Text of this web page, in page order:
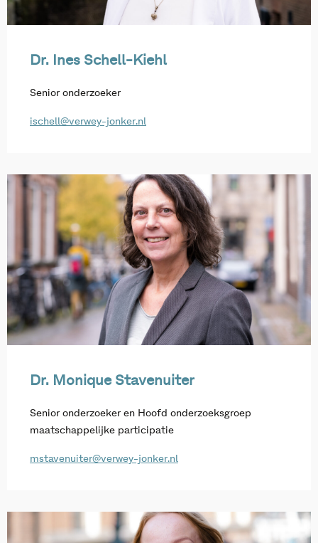
Dr. Ines Schell-Kiehl
Senior onderzoeker
ischell@verwey-jonker.nl
Dr. Monique Stavenuiter
Senior onderzoeker en Hoofd onderzoeksgroep
maatschappelijke participatie
mstavenuiter@verwey-jonker.nl